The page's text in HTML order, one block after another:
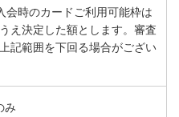
会時のカードご利用可能枠は
え決定した額とします。審査
記範囲を下回る場合がござい
み